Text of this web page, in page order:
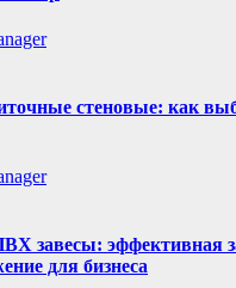
стеновые: как
завесы: эффективная
для бизнеса